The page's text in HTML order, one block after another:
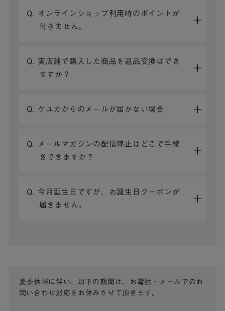
Q. オンラインショップ利用時のポイントが
付きません。
Q. 実店舗で購入した商品を返品交換はでき
ますか？
Q. ケユカからのメールが届かない場合
Q. メールマガジンの配信停止はどこで手続
きできますか？
Q. 今月誕生日ですが、お誕生日クーポンが
届きません。
夏季休暇に伴い、以下の期間は、お電話・メールでのお
問い合わせ対応をお休みさせて頂きます。